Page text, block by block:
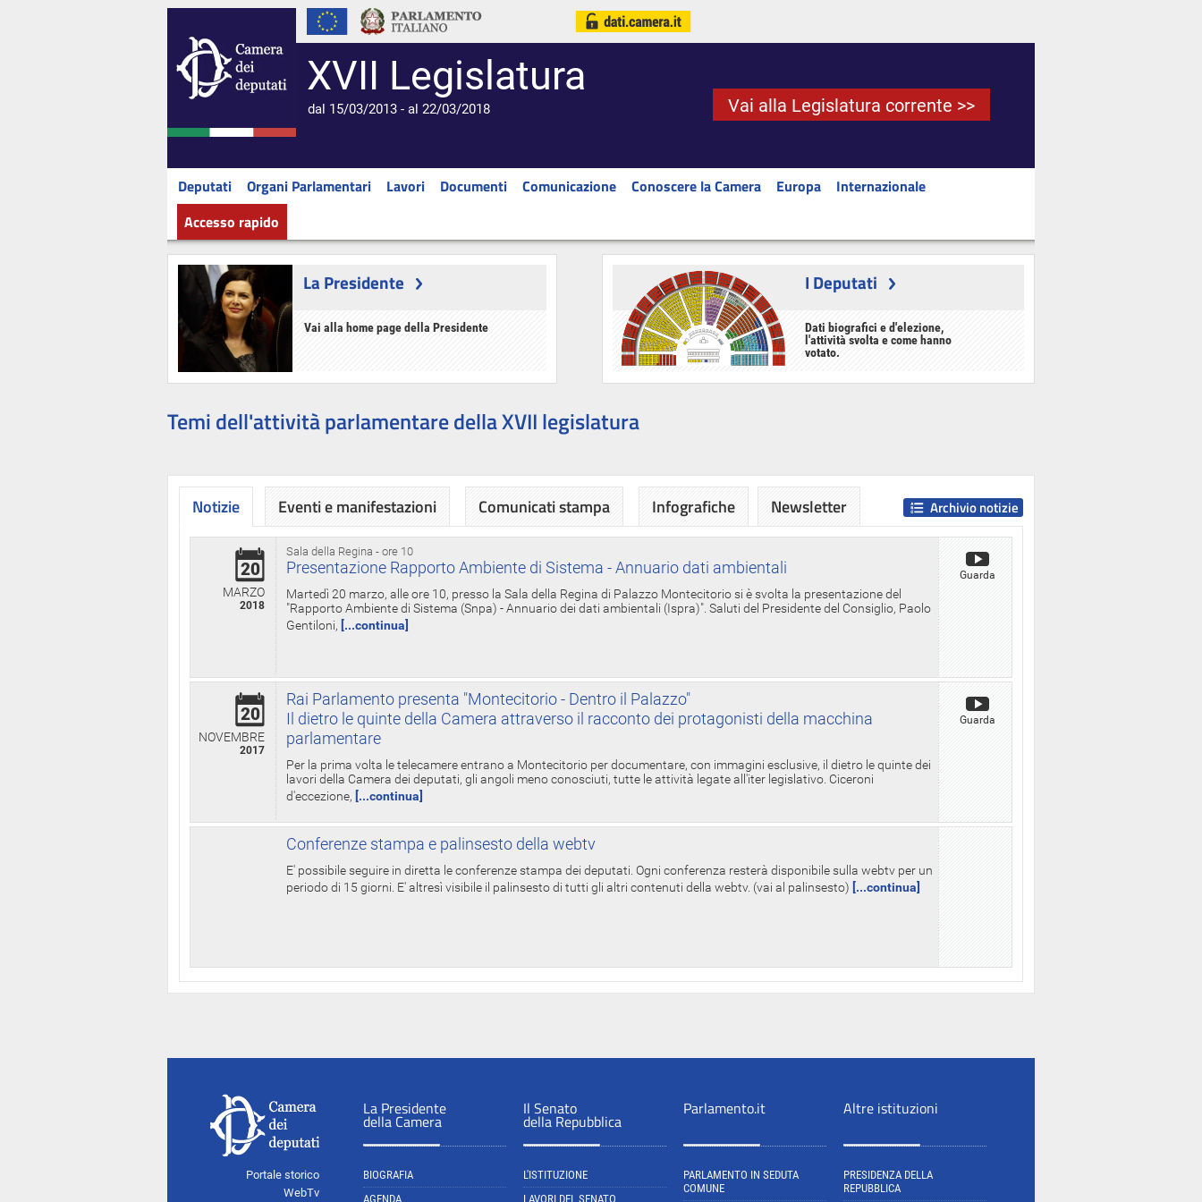
XVII Legislatura
dal 15/03/2013 - al 22/03/2018 Vai alla Legislatura corrente >>
Deputati Organi Parlamentari Lavori Documenti Comunicazione Conoscere la Camera Europa
Internazionale
Accesso rapido
La Presidente
Vai alla home page della Presidente
I Deputati
Dati biografici e d'elezione,
l'attività svolta e come hanno
votato.
Temi dell'attività parlamentare della XVII legislatura
Notizie
Sala della Regina - ore 10
20
MARZO
2018
Presentazione Rapporto Ambiente di Sistema - Annuario dati ambientali
Martedì 20 marzo, alle ore 10, presso la Sala della Regina di Palazzo Montecitorio si è svolta la presentazione del
"Rapporto Ambiente di Sistema (Snpa) - Annuario dei dati ambientali (Ispra)". Saluti del Presidente del Consiglio, Paolo
Gentiloni, [...continua]
Guarda
20
NOVEMBRE
2017
Rai Parlamento presenta "Montecitorio - Dentro il Palazzo"
Il dietro le quinte della Camera attraverso il racconto dei protagonisti della macchina
parlamentare
Per la prima volta le telecamere entrano a Montecitorio per documentare, con immagini esclusive, il dietro le quinte dei
lavori della Camera dei deputati, gli angoli meno conosciuti, tutte le attività legate all'iter legislativo. Ciceroni
d'eccezione, [...continua]
Guarda
Conferenze stampa e palinsesto della webtv
E' possibile seguire in diretta le conferenze stampa dei deputati. Ogni conferenza resterà disponibile sulla webtv per un
periodo di 15 giorni. E' altresì visibile il palinsesto di tutti gli altri contenuti della webtv. (vai al palinsesto) [...continua]
Archivio notizie
Eventi e manifestazioni Comunicati stampa Infografiche Newsletter
Portale storico
WebTv
La Presidente
della Camera
BIOGRAFIA
AGENDA
Il Senato
della Repubblica
L'ISTITUZIONE
LAVORI DEL SENATO
Parlamento.it
PARLAMENTO IN SEDUTA
COMUNE
Altre istituzioni
PRESIDENZA DELLA
REPUBBLICA